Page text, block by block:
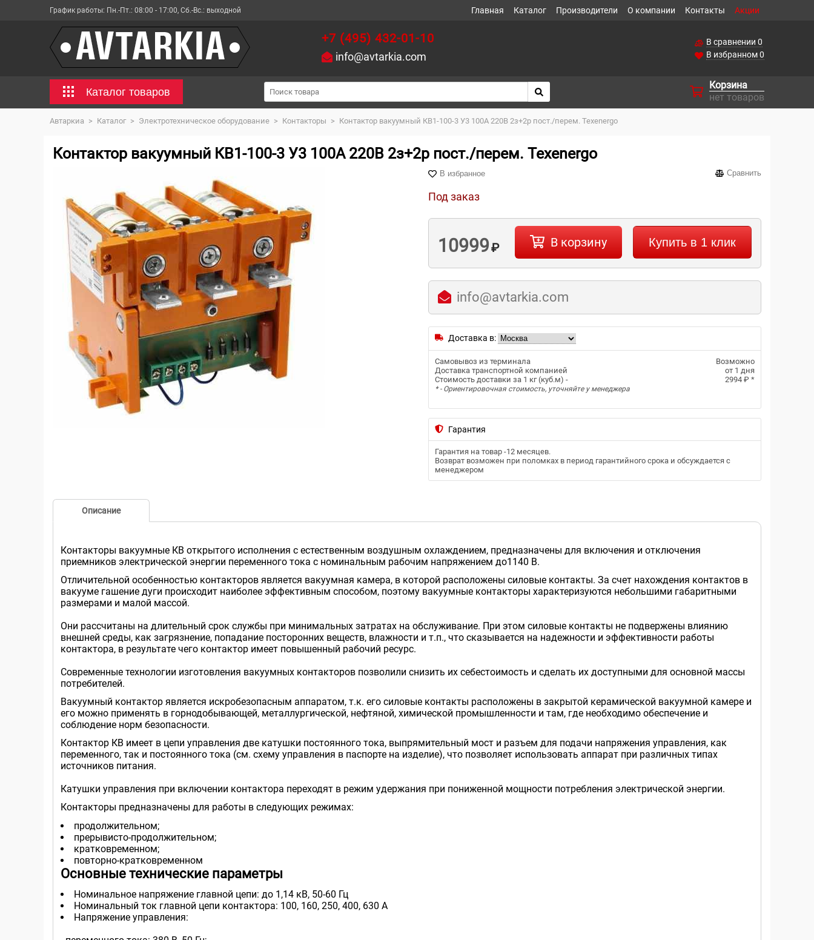
График работы: Пн.-Пт.: 08:00 - 17:00, Сб.-Вс.: выходной Главная Каталог Производители О компании Контакты Акции
+7 (495) 432-01-10
info@avtarkia.com
В сравнении 0
В избранном0
Каталог товаров
Корзина
нет товаров
Автаркиа > Каталог > Электротехническое оборудование > Контакторы > Контактор вакуумный КВ1-100-3 У3 100А 220В 2з+2р пост./перем. Теxenergo
Контактор вакуумный КВ1-100-3 У3 100А 220В 2з+2р пост./перем. Теxenergo
В избранное Сравнить
Под заказ
10999₽ В корзину Купить в 1 клик
info@avtarkia.com
Доставка в:
Самовывоз из терминала
Возможно
Доставка транспортной компанией
от 1 дня
Стоимость доставки за 1 кг (куб.м) -
2994 ₽ *
* - Ориентировочная стоимость, уточняйте у менеджера
Гарантия
Гарантия на товар -12 месяцев.
Возврат возможен при поломках в период гарантийного срока и обсуждается с
менеджером
Описание
Контакторы вакуумные КВ открытого исполнения с естественным воздушным охлаждением, предназначены для включения и отключения
приемников электрической энергии переменного тока с номинальным рабочим напряжением до1140 В.
Отличительной особенностью контакторов является вакуумная камера, в которой расположены силовые контакты. За счет нахождения контактов в
вакууме гашение дуги происходит наиболее эффективным способом, поэтому вакуумные контакторы характеризуются небольшими габаритными
размерами и малой массой.
Они рассчитаны на длительный срок службы при минимальных затратах на обслуживание. При этом силовые контакты не подвержены влиянию
внешней среды, как загрязнение, попадание посторонних веществ, влажности и т.п., что сказывается на надежности и эффективности работы
контактора, в результате чего контактор имеет повышенный рабочий ресурс.
Современные технологии изготовления вакуумных контакторов позволили снизить их себестоимость и сделать их доступными для основной массы
потребителей.
Вакуумный контактор является искробезопасным аппаратом, т.к. его силовые контакты расположены в закрытой керамической вакуумной камере и
его можно применять в горнодобывающей, металлургической, нефтяной, химической промышленности и там, где необходимо обеспечение и
соблюдение норм безопасности.
Контактор КВ имеет в цепи управления две катушки постоянного тока, выпрямительный мост и разъем для подачи напряжения управления, как
переменного, так и постоянного тока (см. схему управления в паспорте на изделие), что позволяет использовать аппарат при различных типах
источников питания.
Катушки управления при включении контактора переходят в режим удержания при пониженной мощности потребления электрической энергии.
Контакторы предназначены для работы в следующих режимах:
продолжительном;
прерывисто-продолжительном;
кратковременном;
повторно-кратковременном
Оcновные технические параметры
Номинальное напряжение главной цепи: до 1,14 кВ, 50-60 Гц
Номинальный ток главной цепи контактора: 100, 160, 250, 400, 630 А
Напряжение управления: